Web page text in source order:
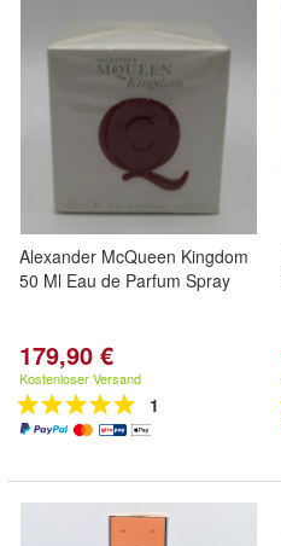
Alexander McQueen Kingdom
50 Ml Eau de Parfum Spray
179,90 €
Kostenloser Versand
1